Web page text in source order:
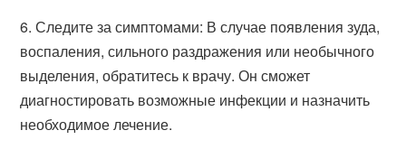
6. Следите за симптомами: В случае появления зуда,
воспаления, сильного раздражения или необычного
выделения, обратитесь к врачу. Он сможет
диагностировать возможные инфекции и назначить
необходимое лечение.